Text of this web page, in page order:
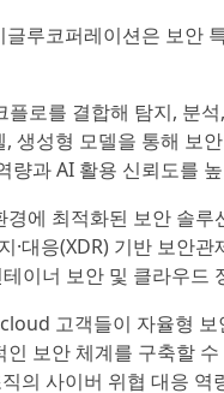
루코퍼레이션은 보안
로를 결합해 탐지, 분
, 생성형 모델을 통해
량과 AI 활용 신뢰도를
에 최적화된 보안 솔
·대응(XDR) 기반 보안
이너 보안 및 클라우
고객들이 자율형
보안 체계를 구축할
의 사이버 위협 대응 역